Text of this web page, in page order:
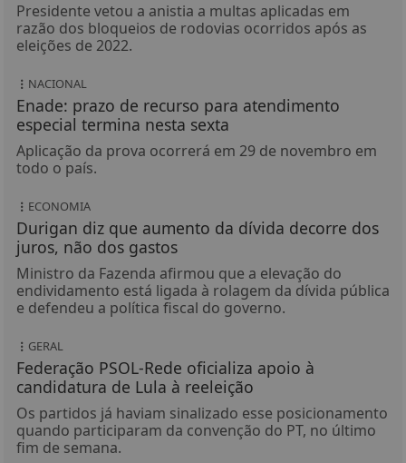
Presidente vetou a anistia a multas aplicadas em
razão dos bloqueios de rodovias ocorridos após as
eleições de 2022.
NACIONAL
Enade: prazo de recurso para atendimento
especial termina nesta sexta
Aplicação da prova ocorrerá em 29 de novembro em
todo o país.
ECONOMIA
Durigan diz que aumento da dívida decorre dos
juros, não dos gastos
Ministro da Fazenda afirmou que a elevação do
endividamento está ligada à rolagem da dívida pública
e defendeu a política fiscal do governo.
GERAL
Federação PSOL-Rede oficializa apoio à
candidatura de Lula à reeleição
Os partidos já haviam sinalizado esse posicionamento
quando participaram da convenção do PT, no último
fim de semana.